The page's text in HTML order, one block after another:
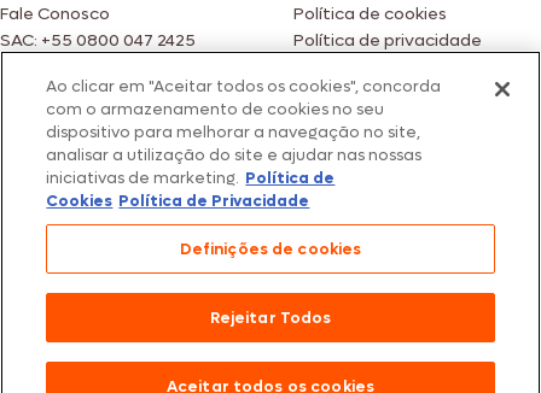
Fale Conosco
SAC: +55 0800 047 2425
Política de cookies
Política de privacidade
Fotos meramente ilustrativas | Ofertas válidas enquanto durarem os
estoques dos nossos parceiros | Vendas sujeitas a análise e confirmação
de dados.
Os preços, promoções e condições de pagamento são válidos
exclusivamente para compras efetuadas em nossos parceiros.
Todos os produtos estão sujeitos a disponibilidade de estoque.
São Paulo/SP – CEP 05.118-100
© 2026 Seara. Todos os direitos reservados
Ao clicar em "Aceitar todos os cookies", concorda
com o armazenamento de cookies no seu
dispositivo para melhorar a navegação no site,
analisar a utilização do site e ajudar nas nossas
iniciativas de marketing. Política de
Cookies Política de Privacidade
Definições de cookies
Rejeitar Todos
Aceitar todos os cookies